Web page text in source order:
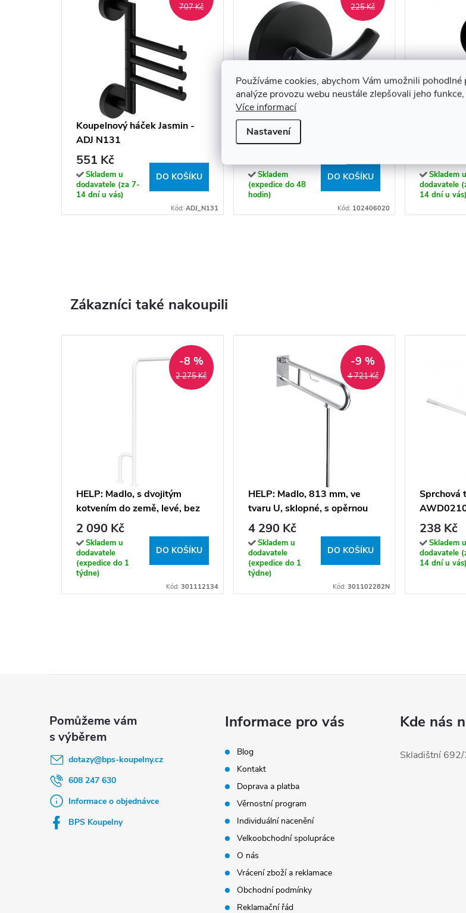
Používáme cookies, abychom Vám umožnili
analýze provozu webu neustále zlepšovali jeho
Více informací
Nastavení
707 Kč
Koupelnový háček Jasmin -
ADJ N131
551 Kč
Skladem u
dodavatele (za 7-
14 dní u vás)
DO KOŠÍKU
Kód: ADJ_N131
225 Kč
NOX: Háček, dvojitý -
102406020
Skladem
(expedice do 48
hodin)
DO KOŠÍKU
Kód: 102406020
149 Kč
Skladem u
dodavatele
14 dní u vás)
Zákazníci také nakoupili
2 275 Kč
-8 %
HELP: Madlo, s dvojitým
kotvením do země, levé, bez
krytky, bílá - 301112134
2 090 Kč
Skladem u
dodavatele
(expedice do 1
týdne)
DO KOŠÍKU
Kód: 301112134
4 721 Kč
-9 %
HELP: Madlo, 813 mm, ve
tvaru U, sklopné, s opěrnou
nohou, s držákem TP, bez
krytky, nerez, mat -
301102282N
4 290 Kč
Skladem u
dodavatele
(expedice do 1
týdne)
DO KOŠÍKU
Kód: 301102282N
Sprchová
238 Kč
Skladem u
dodavatele
14 dní u vás)
dotazy@bps-koupelny.cz
608 247 630
Informace o objednávce
BPS Koupelny
Informace pro vás
Blog
Kontakt
Doprava a platba
Věrnostní program
Individuální nacenění
Velkoobchodní spolupráce
O nás
Vrácení zboží a reklamace
Obchodní podmínky
Reklamační řád
Kde nás
Skladištní